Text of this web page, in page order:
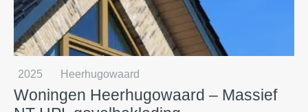
2025 Heerhugowaard
Woningen Heerhugowaard – Massief